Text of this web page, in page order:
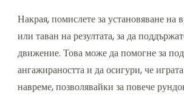
Накрая, помислете за установяване на
или таван на резултата, за да
движение. Това може да помогне за
ангажираността и да осигури, че
навреме, позволявайки за повече